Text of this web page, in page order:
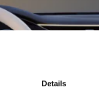
Details